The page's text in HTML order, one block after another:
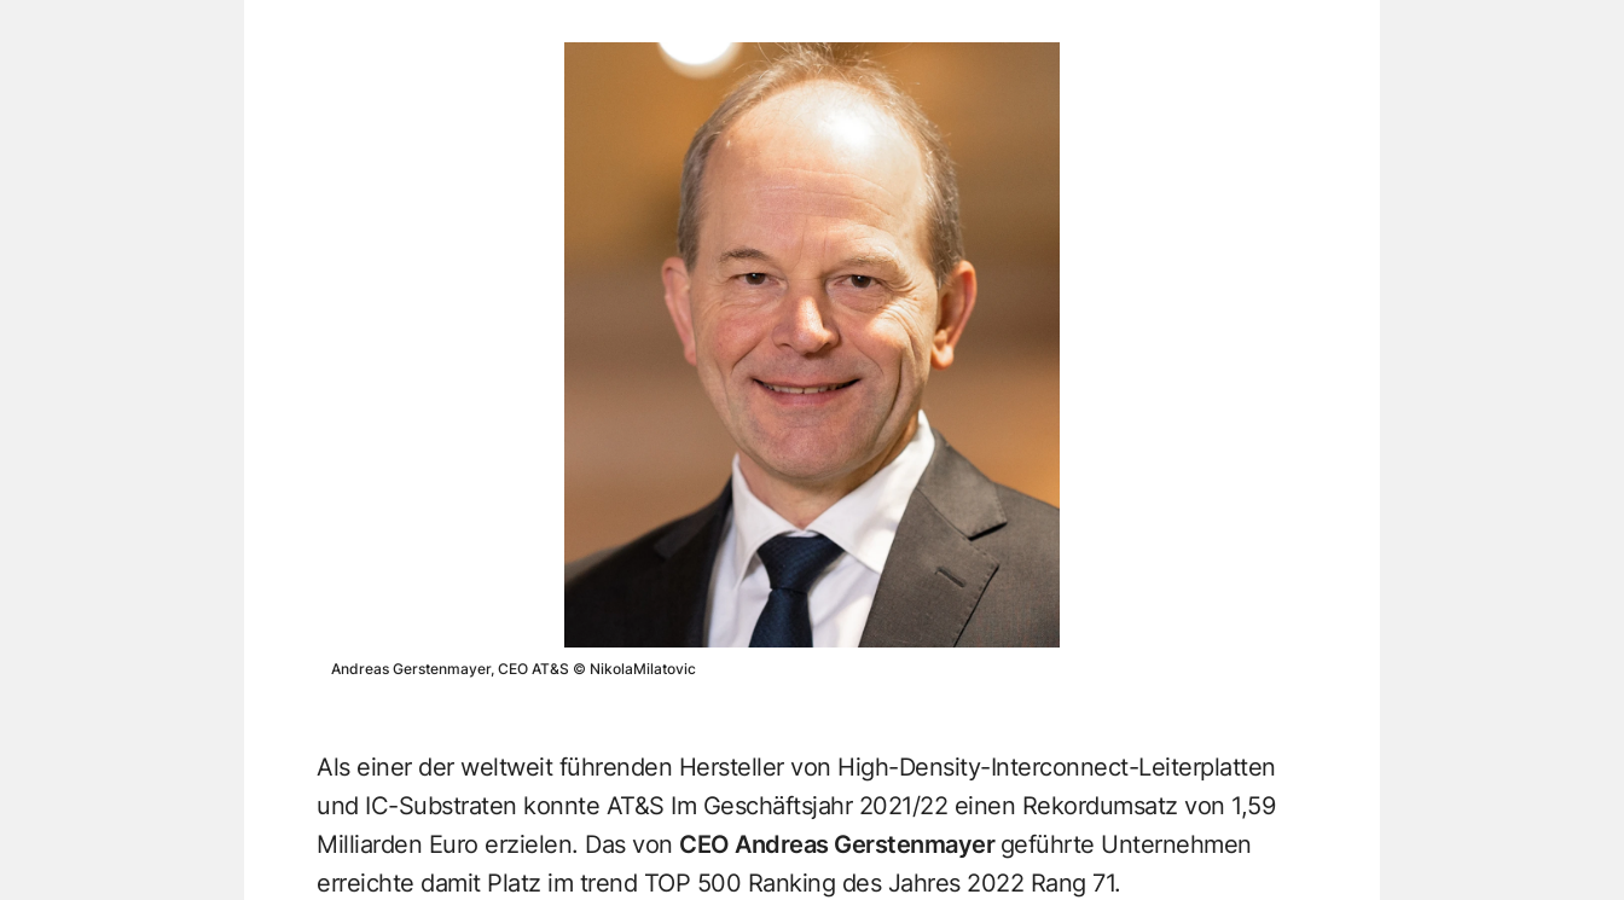
Andreas Gerstenmayer, CEO AT&S © NikolaMilatovic
Als einer der weltweit führenden Hersteller von High-Density-Interconnect-Leiterplatten
und IC-Substraten konnte AT&S Im Geschäftsjahr 2021/22 einen Rekordumsatz von 1,59
Milliarden Euro erzielen. Das von CEO Andreas Gerstenmayer geführte Unternehmen
erreichte damit Platz im trend TOP 500 Ranking des Jahres 2022 Rang 71.